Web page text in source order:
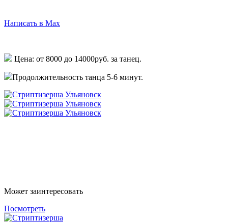
Написать в Max
Цена: от 8000 до 14000руб. за танец.
Продолжительность танца 5-6 минут.
Может заинтересовать
Посмотреть